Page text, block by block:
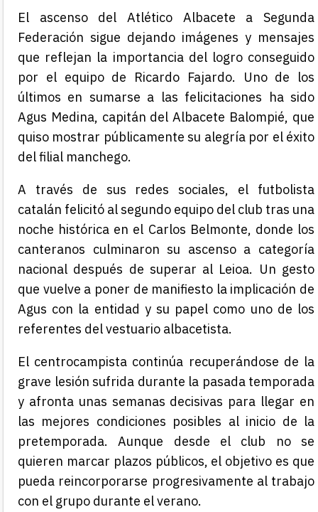
El ascenso del Atlético Albacete a Segunda
Federación sigue dejando imágenes y mensajes
que reflejan la importancia del logro conseguido
por el equipo de Ricardo Fajardo. Uno de los
últimos en sumarse a las felicitaciones ha sido
Agus Medina, capitán del Albacete Balompié, que
quiso mostrar públicamente su alegría por el éxito
del filial manchego.
A través de sus redes sociales, el futbolista
catalán felicitó al segundo equipo del club tras una
noche histórica en el Carlos Belmonte, donde los
canteranos culminaron su ascenso a categoría
nacional después de superar al Leioa. Un gesto
que vuelve a poner de manifiesto la implicación de
Agus con la entidad y su papel como uno de los
referentes del vestuario albacetista.
El centrocampista continúa recuperándose de la
grave lesión sufrida durante la pasada temporada
y afronta unas semanas decisivas para llegar en
las mejores condiciones posibles al inicio de la
pretemporada. Aunque desde el club no se
quieren marcar plazos públicos, el objetivo es que
pueda reincorporarse progresivamente al trabajo
con el grupo durante el verano.